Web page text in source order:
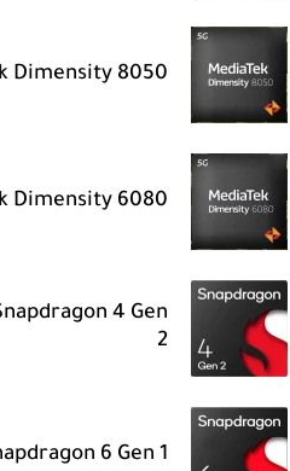
Dimensity 8050
Dimensity 6080
4 Gen
2
6 Gen 1